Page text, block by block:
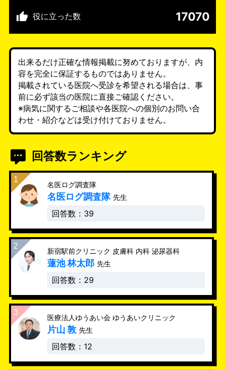
役に立った数 17070
出来るだけ正確な情報掲載に努めておりますが、内
容を完全に保証するものではありません。
掲載されている医院へ受診を希望される場合は、事
前に必ず該当の医院に直接ご確認ください。
※病気に関するご相談や各医院への個別のお問い合
わせ・紹介などは受け付けておりません。
回答数ランキング
名医ログ調査隊
名医ログ調査隊 先生
回答数：39
新宿駅前クリニック 皮膚科 内科 泌尿器科
蓮池 林太郎 先生
回答数：29
医療法人ゆうあい会 ゆうあいクリニック
片山 敦 先生
回答数：12